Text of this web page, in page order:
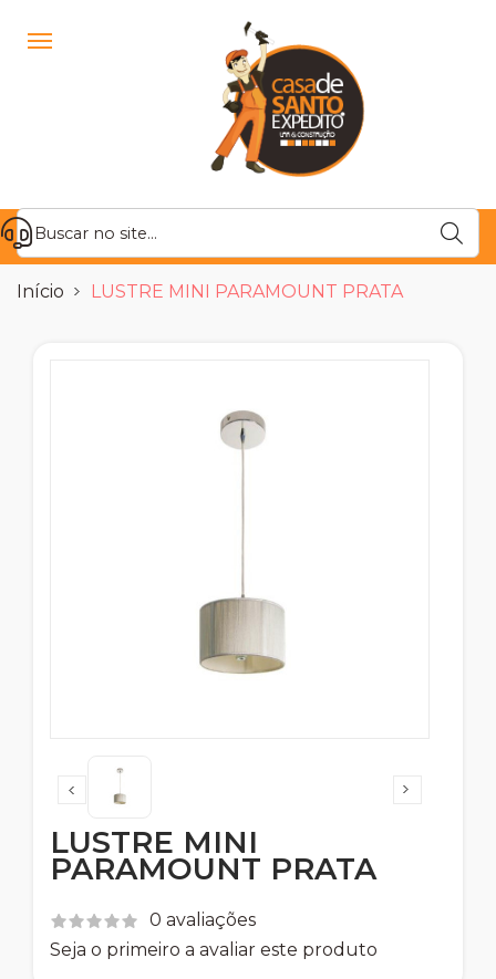
Início LUSTRE MINI PARAMOUNT PRATA
LUSTRE MINI
PARAMOUNT PRATA
0 avaliações
Seja o primeiro a avaliar este produto